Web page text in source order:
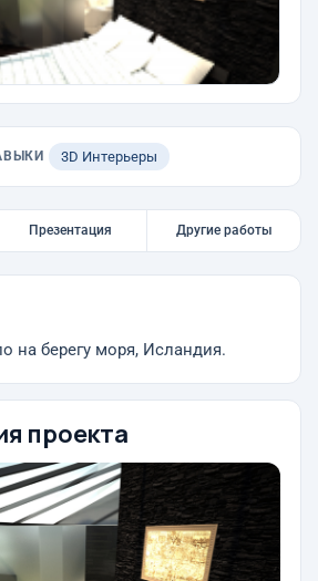
3D Интерьеры
Презентация Другие работы
на берегу моря, Исландия.
проекта